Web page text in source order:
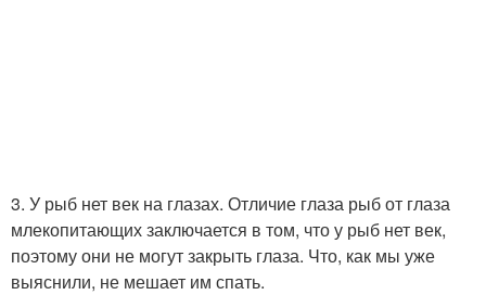
3. У рыб нет век на глазах. Отличие глаза рыб от глаза
млекопитающих заключается в том, что у рыб нет век,
поэтому они не могут закрыть глаза. Что, как мы уже
выяснили, не мешает им спать.